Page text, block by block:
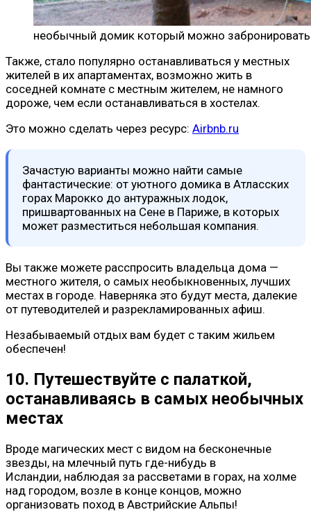
необычный домик который можно забронировать
Также, стало популярно останавливаться у местных
жителей в их апартаментах, возможно жить в
соседней комнате с местным жителем, не намного
дороже, чем если останавливаться в хостелах.
Это можно сделать через ресурс: Airbnb.ru
Зачастую варианты можно найти самые
фантастические: от уютного домика в Атласских
горах Марокко до антуражных лодок,
пришвартованных на Сене в Париже, в которых
может разместиться небольшая компания.
Вы также можете расспросить владельца дома —
местного жителя, о самых необыкновенных, лучших
местах в городе. Наверняка это будут места, далекие
от путеводителей и разрекламированных афиш.
Незабываемый отдых вам будет с таким жильем
обеспечен!
10. Путешествуйте с палаткой,
останавливаясь в самых необычных
местах
Вроде магических мест с видом на бесконечные
звезды, на млечный путь где-нибудь в
Исландии, наблюдая за рассветами в горах, на холме
над городом, возле в конце концов, можно
организовать поход в Австрийские Альпы!